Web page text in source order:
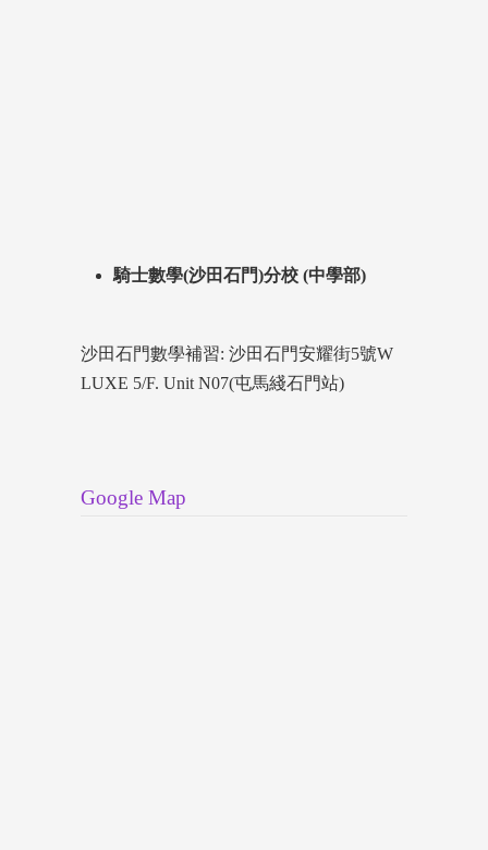
騎士數學(沙田石門)分校 (中學部)
沙田石門數學補習: 沙田石門安耀街5號W
LUXE 5/F. Unit N07(屯馬綫石門站)
Google Map